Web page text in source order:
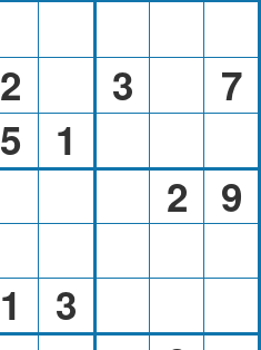
2
3 7
5
1
2 9
1 3